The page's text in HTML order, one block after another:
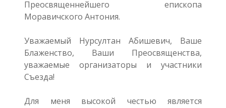
Преосвященнейшего епископа
Моравичского Антония.
Уважаемый Нурсултан Абишевич, Ваше
Блаженство, Ваши Преосвященства,
уважаемые организаторы и участники
Съезда!
Для меня высокой честью является